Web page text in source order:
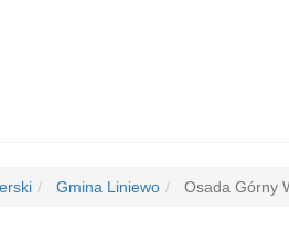
Gmina Liniewo Osada Górny